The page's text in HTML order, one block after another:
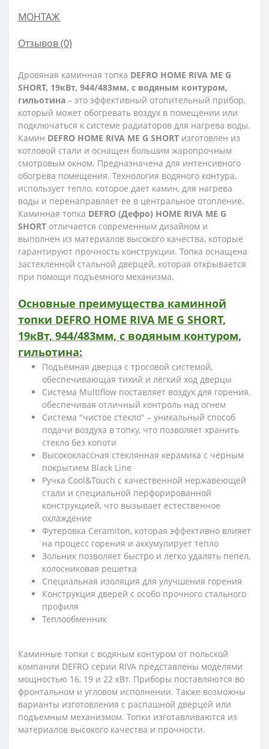
МОНТАЖ
Отзывов (0)
Дровяная каминная топка DEFRO HOME RIVA ME G
SHORT, 19кВт, 944/483мм, с водяным контуром,
гильотина – это эффективный отопительный прибор,
который может обогревать воздух в помещении или
подключаться к системе радиаторов для нагрева воды.
Камин DEFRO HOME RIVA ME G SHORT изготовлен из
котловой стали и оснащен большим жаропрочным
смотровым окном. Предназначена для интенсивного
обогрева помещения. Технология водяного контура,
использует тепло, которое дает камин, для нагрева
воды и перенаправляет ее в центральное отопление.
Каминная топка DEFRO (Дефро) HOME RIVA ME G
SHORT отличается современным дизайном и
выполнен из материалов высокого качества, которые
гарантируют прочность конструкции. Топка оснащена
застекленной стальной дверцей, которая открывается
при помощи подъемного механизма.
Основные преимущества каминной
топки DEFRO HOME RIVA ME G SHORT,
19кВт, 944/483мм, с водяным контуром,
гильотина:
Подъёмная дверца с тросовой системой,
обеспечивающая тихий и лёгкий ход дверцы
Система Multiflow поставляет воздух для горения,
обеспечивая отличный контроль над огнем
Система "чистое стекло" – уникальный способ
подачи воздуха в топку, что позволяет хранить
стекло без копоти
Высококлассная стеклянная керамика с черным
покрытием Black Line
Ручка Cool&Touch с качественной нержавеющей
стали и специальной перфорированной
конструкцией, что вызывает естественное
охлаждение
Футеровка Ceramiton, которая эффективно влияет
на процесс горения и аккумулирует тепло
Зольник позволяет быстро и легко удалять пепел,
колосниковая решетка
Специальная изоляция для улучшения горения
Конструкция дверей с особо прочного стального
профиля
Теплообменник
Каминные топки с водяным контуром от польской
компании DEFRO серии RIVA представлены моделями
мощностью 16, 19 и 22 кВт. Приборы поставляются во
фронтальном и угловом исполнении. Также возможны
варианты изготовления с распашной дверцей или
подъемным механизмом. Топки изготавливаются из
материалов высокого качества и прочности.